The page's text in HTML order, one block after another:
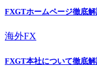
FXGTホームページ徹底
海外FX
FXGT本社について徹底